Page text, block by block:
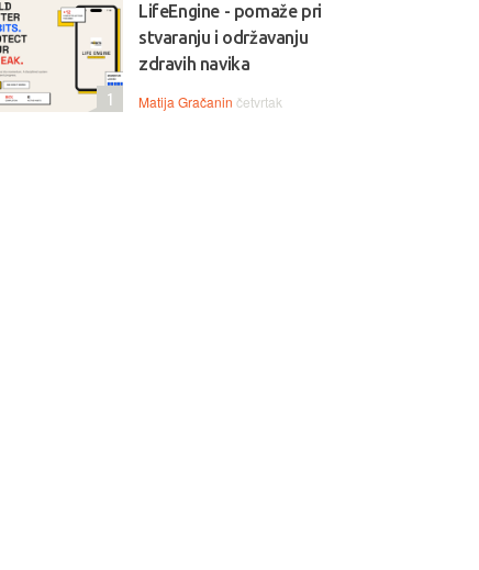
LifeEngine - pomaže pri
stvaranju i održavanju
zdravih navika
Matija Gračanin četvrtak
1